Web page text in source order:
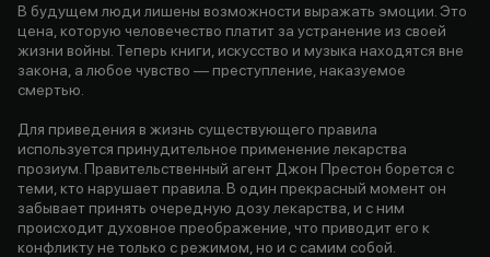
В будущем люди лишены возможности выражать эмоции. Это
цена, которую человечество платит за устранение из своей
жизни войны. Теперь книги, искусство и музыка находятся вне
закона, а любое чувство — преступление, наказуемое
смертью.
Для приведения в жизнь существующего правила
используется принудительное применение лекарства
прозиум. Правительственный агент Джон Престон борется с
теми, кто нарушает правила. В один прекрасный момент он
забывает принять очередную дозу лекарства, и с ним
происходит духовное преображение, что приводит его к
конфликту не только с режимом, но и с самим собой.